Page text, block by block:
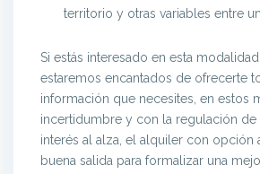
territorio y otras variables entre
Si estás interesado en esta
estaremos encantados de ofrecerte
información que necesites, en estos
incertidumbre y con la regulación
interés al alza, el alquiler con opción
buena salida para formalizar una